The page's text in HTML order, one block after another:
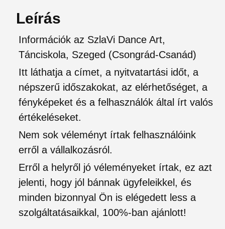
Leírás
Információk az SzlaVi Dance Art,
Tánciskola, Szeged (Csongrád-Csanád)
Itt láthatja a címet, a nyitvatartási időt, a
népszerű időszakokat, az elérhetőséget, a
fényképeket és a felhasználók által írt valós
értékeléseket.
Nem sok véleményt írtak felhasználóink
erről a vállalkozásról.
Erről a helyről jó véleményeket írtak, ez azt
jelenti, hogy jól bánnak ügyfeleikkel, és
minden bizonnyal Ön is elégedett less a
szolgáltatásaikkal, 100%-ban ajánlott!